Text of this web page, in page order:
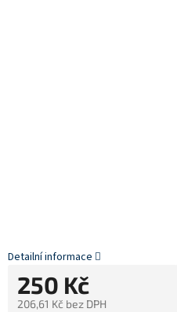
250 Kč
206,61 Kč bez DPH
Detailní informace